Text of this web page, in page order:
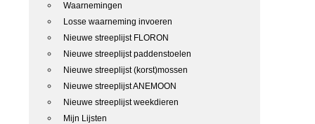
Waarnemingen
Losse waarneming invoeren
Nieuwe streeplijst FLORON
Nieuwe streeplijst paddenstoelen
Nieuwe streeplijst (korst)mossen
Nieuwe streeplijst ANEMOON
Nieuwe streeplijst weekdieren
Mijn Lijsten